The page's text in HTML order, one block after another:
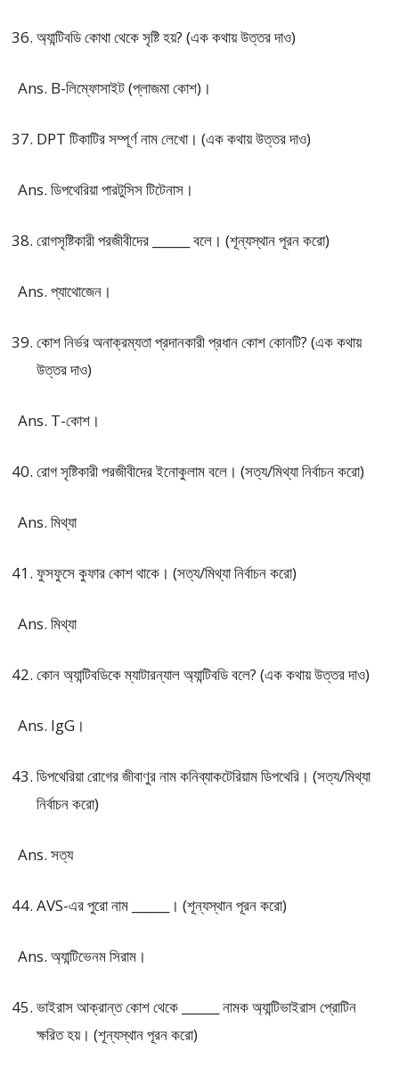
অ্যান্টিবডি কোথা থেকে সৃষ্টি হয়? (এক কথায় উত্তর দাও)
Ans. B-লিম্ফোসাইট (প্লাজমা কোশ)।
DPT টিকাটির সম্পূর্ণ নাম লেখো। (এক কথায় উত্তর দাও)
Ans. ডিপথেরিয়া পারটুসিস টিটেনাস।
রোগসৃষ্টিকারী পরজীবীদের ______ বলে। (শূন্যস্থান পূরন করো)
Ans. প্যাথোজেন।
কোশ নির্ভর অনাক্রম্যতা প্রদানকারী প্রধান কোশ কোনটি? (এক কথায়
উত্তর দাও)
Ans. T-কোশ।
রোগ সৃষ্টিকারী পরজীবীদের ইনোকুলাম বলে। (সত্য/মিথ্যা নির্বাচন করো)
Ans. মিথ্যা
ফুসফুসে কুফার কোশ থাকে। (সত্য/মিথ্যা নির্বাচন করো)
Ans. মিথ্যা
কোন অ্যান্টিবডিকে ম্যাটারন্যাল অ্যান্টিবডি বলে? (এক কথায় উত্তর দাও)
Ans. IgG।
ডিপথেরিয়া রোগের জীবাণুর নাম কনিব্যাকটেরিয়াম ডিপথেরি। (সত্য/মিথ্যা
নির্বাচন করো)
Ans. সত্য
AVS-এর পুরো নাম ______। (শূন্যস্থান পূরন করো)
Ans. অ্যান্টিভেনম সিরাম।
ভাইরাস আক্রান্ত কোশ থেকে ______ নামক অ্যান্টিভাইরাস প্রোটিন
ক্ষরিত হয়। (শূন্যস্থান পূরন করো)